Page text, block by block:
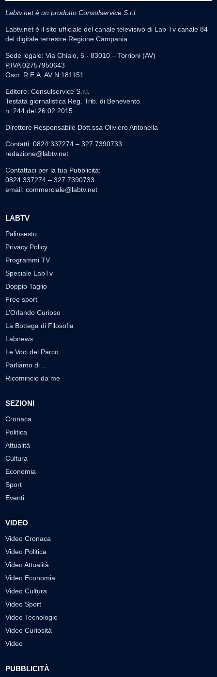
Labtv.net è un prodotto Consulservice S.r.l.
Labtv.net è il sito ufficiale del canale televisivo di Lab Tv canale 84
del digitale terrestre Regione Campania
Sede legale: Via Chiaio, 5 - 83010 – Torrioni (AV)
P.IVA 02757950643
Oscr. R.E.A. AV N.181151
Editore: Consulservice S.r.l.
Testata giornalistica Reg. Trib. di Benevento
n. 244 del 26.02.2015
Direttore Responsabile Dott.ssa Oliviero Antonella
Contatti: 0824.337274 – 327.7390733
redazione@labtv.net
Contattaci per la tua Pubblicità:
0824.337274 – 327.7390733
email: commerciale@labtv.net
LABTV
Palinsesto
Privacy Policy
Programmi TV
Speciale LabTv
Doppio Taglio
Free sport
L’Orlando Curioso
La Bottega di Filosofia
Labnews
Le Voci del Parco
Parliamo di…
Ricomincio da me
SEZIONI
Cronaca
Politica
Attualità
Cultura
Economia
Sport
Eventi
VIDEO
Video Cronaca
Video Politica
Video Attualità
Video Economia
Video Cultura
Video Sport
Video Tecnologie
Video Curiosità
Video
PUBBLICITÀ